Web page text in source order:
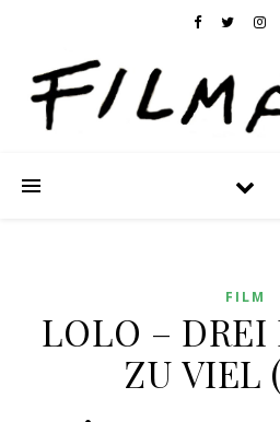
FILM
LOLO – DREI
ZU VIEL